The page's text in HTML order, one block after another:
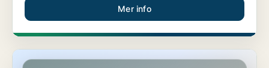
Mer info
Rum i Kungälv